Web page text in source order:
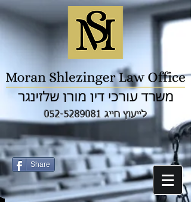
לייעוץ חייג 052-5289081
Share